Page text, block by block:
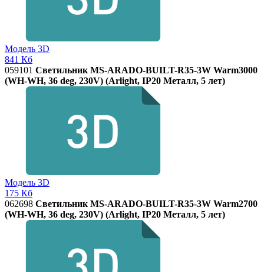
Модель 3D
841 Кб
059101 Светильник MS-ARADO-BUILT-R35-3W Warm3000
(WH-WH, 36 deg, 230V) (Arlight, IP20 Металл, 5 лет)
Модель 3D
175 Кб
062698 Светильник MS-ARADO-BUILT-R35-3W Warm2700
(WH-WH, 36 deg, 230V) (Arlight, IP20 Металл, 5 лет)